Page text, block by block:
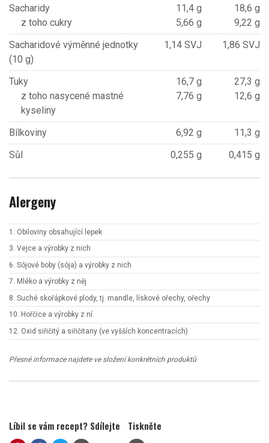
Sacharidy
z toho cukry
11,4 g
5,66 g
18,6 g
9,22 g
Sacharidové výměnné jednotky
(10 g)
1,14 SVJ 1,86 SVJ
Tuky
z toho nasycené mastné
kyseliny
16,7 g
7,76 g
27,3 g
12,6 g
Bílkoviny 6,92 g
11,3 g
Sůl
0,255 g 0,415 g
Alergeny
1. Obiloviny obsahující lepek
3. Vejce a výrobky z nich
6. Sójové boby (sója) a výrobky z nich
7. Mléko a výrobky z něj
8. Suché skořápkové plody, tj. mandle, lískové ořechy, ořechy
10. Hořčice a výrobky z ní
12. Oxid siřičitý a siřičitany (ve vyšších koncentracích)
Přesné informace najdete ve složení konkrétních produktů
Líbil se vám recept? Sdílejte Tiskněte